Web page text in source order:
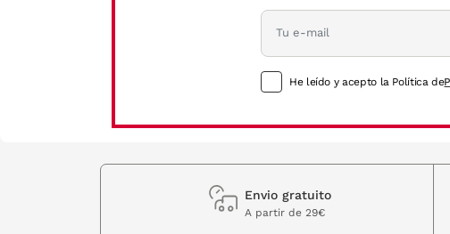
He leído y acepto la Política de
Envio gratuito
A partir de 29€